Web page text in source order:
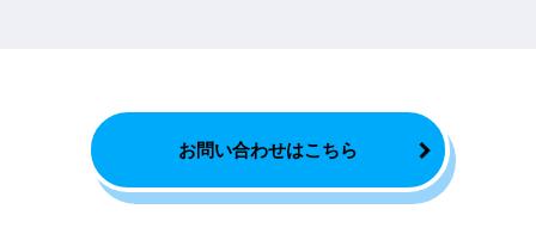
お問い合わせはこちら